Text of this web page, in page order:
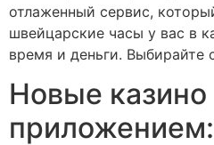
отлаженный сервис,
швейцарские часы у вас в
время и деньги. Выбирайте
Новые казино